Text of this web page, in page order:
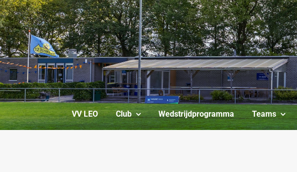
Ga
naar
inhoud
VV LEO Club Wedstrijdprogramma Teams